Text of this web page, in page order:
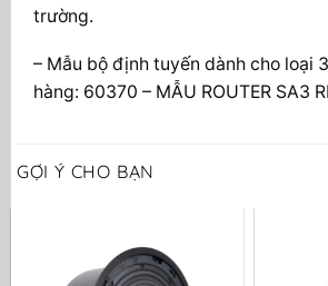
trường.
– Mẫu bộ định tuyến dành cho loại
hàng: 60370 – MẪU ROUTER SA3
GỢI Ý CHO BẠN